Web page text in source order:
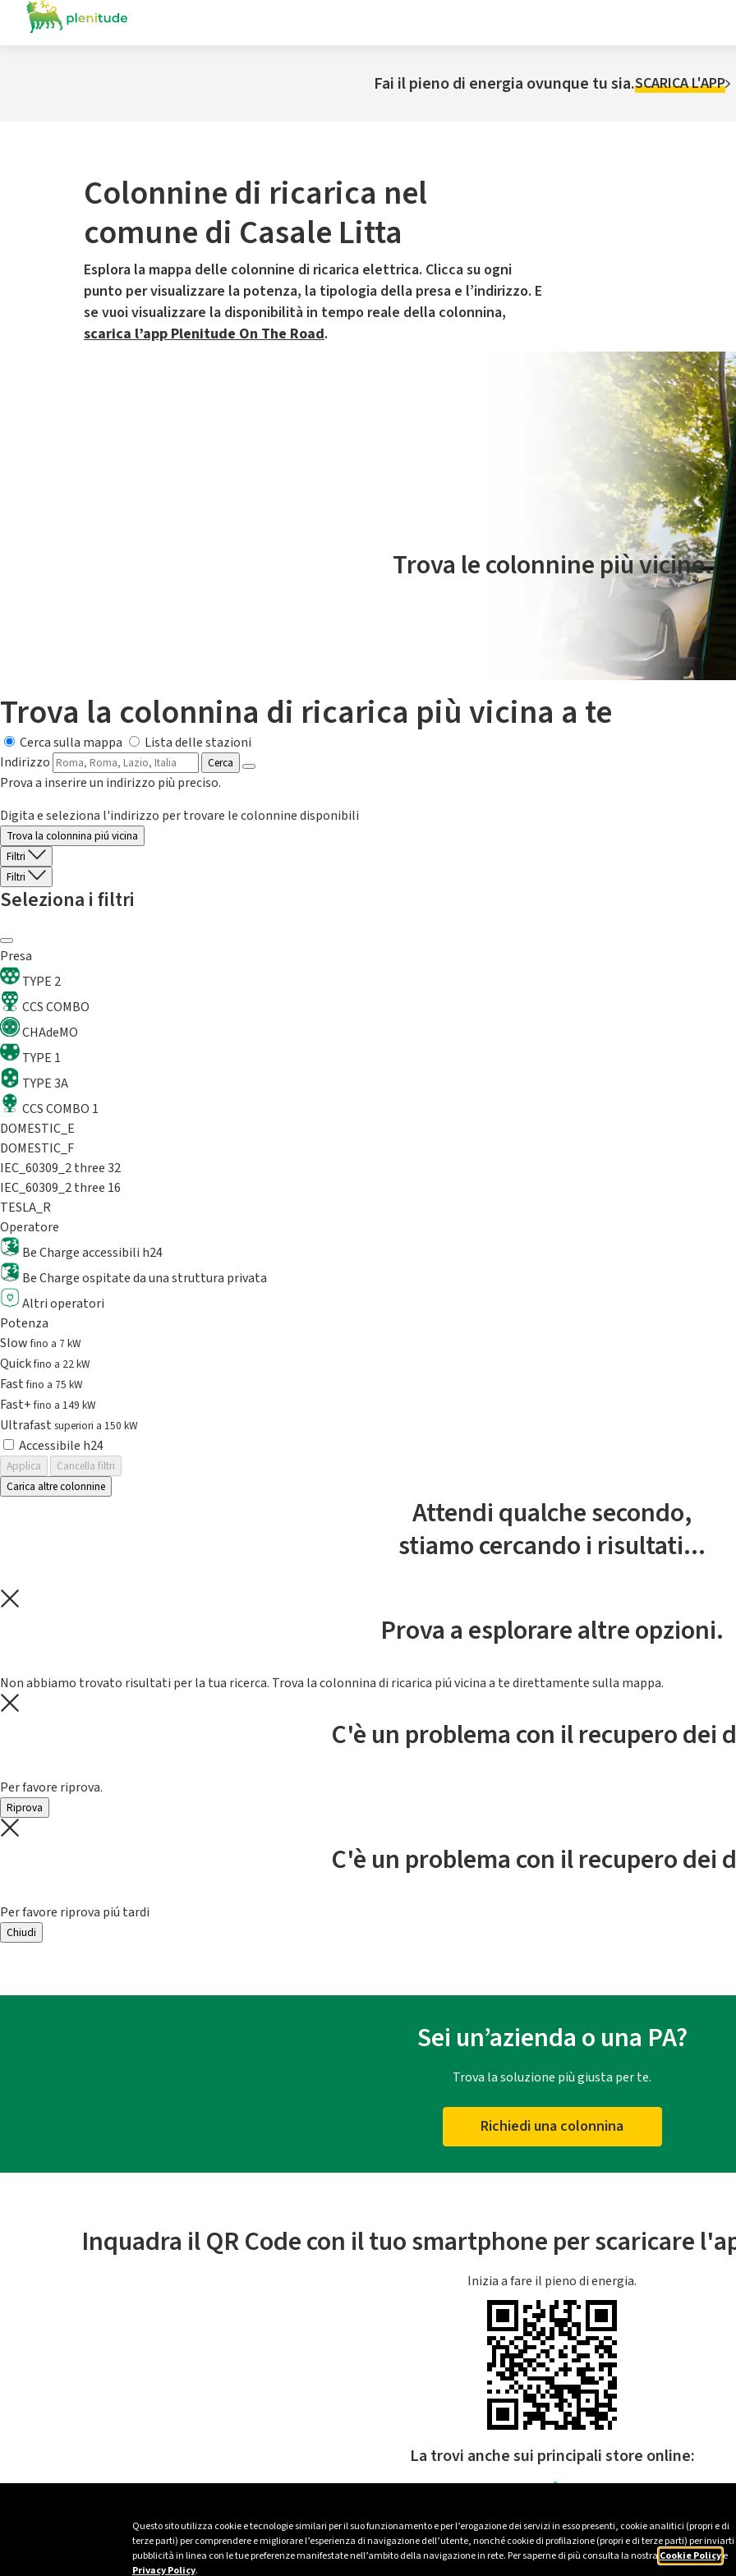
Questo sito utilizza cookie e tecnologie similari per il suo funzionamento e per l’erogazione dei servizi in esso presenti, cookie analitici (propri e di
terze parti) per comprendere e migliorare l’esperienza di navigazione dell’utente, nonché cookie di profilazione (propri e di terze parti) per inviarti
pubblicità in linea con le tue preferenze manifestate nell’ambito della navigazione in rete. Per saperne di più consulta la nostra Cookie Policye
Privacy Policy.
Fai il pieno di energia ovunque tu sia.SCARICA L'APP
Colonnine di ricarica nel
comune di Casale Litta
Esplora la mappa delle colonnine di ricarica elettrica. Clicca su ogni
punto per visualizzare la potenza, la tipologia della presa e l’indirizzo. E
se vuoi visualizzare la disponibilità in tempo reale della colonnina,
scarica l’app Plenitude On The Road.
Il servizio di mobilità elettrica è gestito da Plenitude On The Road
Trova le colonnine più vicine.
Trova la colonnina di ricarica più vicina a te
Cerca sulla mappa
Lista delle stazioni
Indirizzo
Cerca
Prova a inserire un indirizzo più preciso.
Digita e seleziona l'indirizzo per trovare le colonnine disponibili
Trova la colonnina piú vicina
Filtri
Filtri
Seleziona i filtri
Presa
TYPE 2
CCS COMBO
CHAdeMO
TYPE 1
TYPE 3A
CCS COMBO 1
DOMESTIC_E
DOMESTIC_F
IEC_60309_2 three 32
IEC_60309_2 three 16
TESLA_R
Operatore
Be Charge accessibili h24
Be Charge ospitate da una struttura privata
Altri operatori
Potenza
Slowfino a 7 kW
Quickfino a 22 kW
Fastfino a 75 kW
Fast+fino a 149 kW
Ultrafast superiori a 150 kW
Accessibile h24
Applica
Cancella filtri
Carica altre colonnine
Attendi qualche secondo,
stiamo cercando i risultati...
Prova a esplorare altre opzioni.
Non abbiamo trovato risultati per la tua ricerca. Trova la colonnina di ricarica piú vicina a te direttamente sulla mappa.
C'è un problema con il recupero dei
Per favore riprova.
Riprova
C'è un problema con il recupero dei
Per favore riprova piú tardi
Chiudi
Sei un’azienda o una PA?
Trova la soluzione più giusta per te.
Richiedi una colonnina
Inquadra il QR Code con il tuo smartphone per scaricare
Inizia a fare il pieno di energia.
La trovi anche sui principali store online: